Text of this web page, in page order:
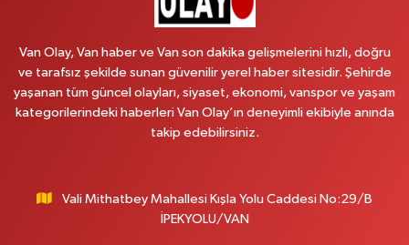
Vanyolu Mahallesi, Kara Yusuf Bey Caddesi No:99 B Erciş Van
0 (432) 351 02 96 Yol Tarifi Al
Koç Eczanesi
Engin Eczanesi
Beyazıt Mahallesi, Zeylan Caddesi No:46 A Erciş Van
Van Olay, Van haber ve Van son dakika gelişmelerini hızlı, doğru
ve tarafsız şekilde sunan güvenilir yerel haber sitesidir. Şehirde
yaşanan tüm güncel olayları, siyaset, ekonomi, vanspor ve yaşam
kategorilerindeki haberleri Van Olay’ın deneyimli ekibiyle anında
takip edebilirsiniz.
Vali Mithatbey Mahallesi Kışla Yolu Caddesi No:29/B
İPEKYOLU/VAN